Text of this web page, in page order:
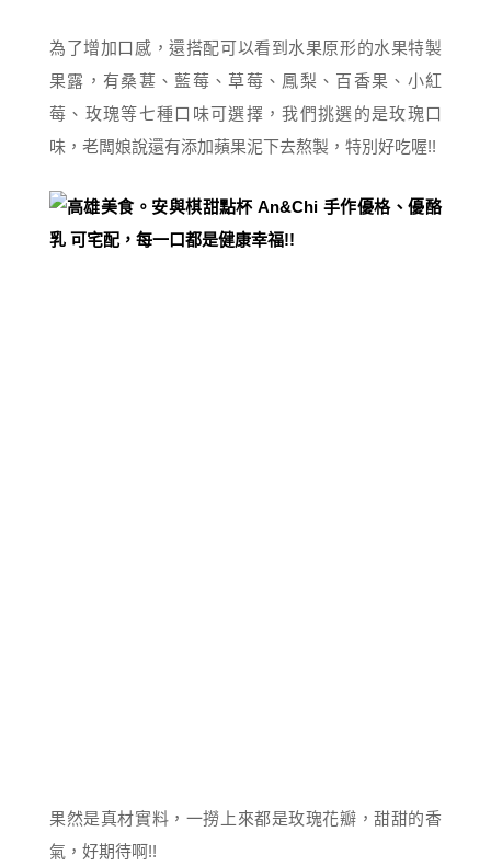
為了增加口感，還搭配可以看到水果原形的水果特製
果露，有桑葚、藍莓、草莓、鳳梨、百香果、小紅
莓、玫瑰等七種口味可選擇，我們挑選的是玫瑰口
味，老闆娘說還有添加蘋果泥下去熬製，特別好吃喔!!
果然是真材實料，一撈上來都是玫瑰花瓣，甜甜的香
氣，好期待啊!!